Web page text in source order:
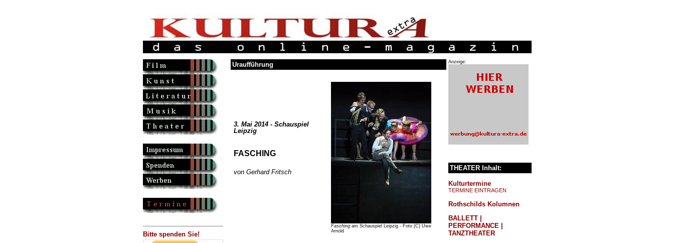
Bitte spenden Sie!
Uraufführung
3. Mai 2014 - Schauspiel
Leipzig
FASCHING
von Gerhard Fritsch
Faschingam Schauspiel Leipzig - Foto (C) Uwe
Arnold
Anzeige:
THEATER Inhalt:
Kulturtermine
TERMINE EINTRAGEN
Rothschilds Kolumnen
BALLETT |
PERFORMANCE |
TANZTHEATER